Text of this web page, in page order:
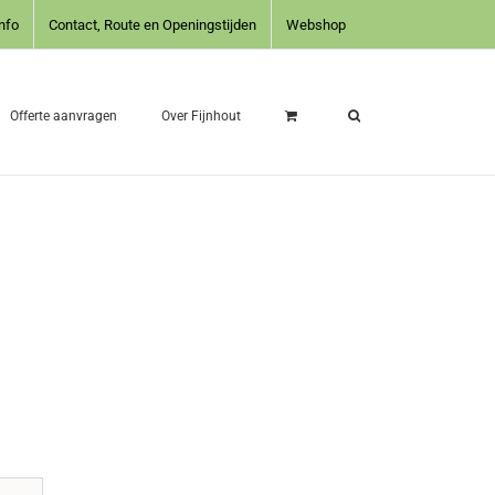
Contact, Route en Openingstijden Webshop
Offerte aanvragen Over Fijnhout